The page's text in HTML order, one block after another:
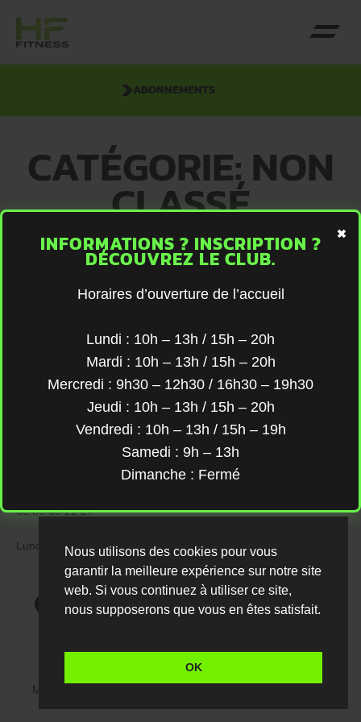
ABONNEMENTS
CATÉGORIE: NON
CLASSÉ
It seems we can't find what you're looking for.
#F7_LOVEYOURLIFE
03 89 68 22 27
Lundi – Dimanche : 6:00 – 23:00
Mentions légales
×
INFORMATIONS ? INSCRIPTION ?
DÉCOUVREZ LE CLUB.
Horaires d’ouverture de l’accueil
Lundi : 10h – 13h / 15h – 20h
Mardi : 10h – 13h / 15h – 20h
Mercredi : 9h30 – 12h30 / 16h30 – 19h30
Jeudi : 10h – 13h / 15h – 20h
Vendredi : 10h – 13h / 15h – 19h
Samedi : 9h – 13h
Dimanche : Fermé
Nous utilisons des cookies pour vous
garantir la meilleure expérience sur notre site
web. Si vous continuez à utiliser ce site,
nous supposerons que vous en êtes satisfait.
OK